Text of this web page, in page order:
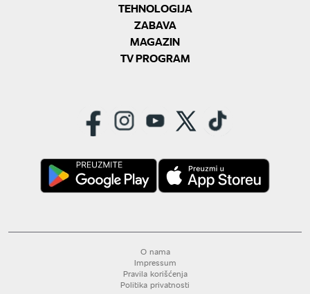
TEHNOLOGIJA
ZABAVA
MAGAZIN
TV PROGRAM
O nama
Impressum
Pravila korišćenja
Politika privatnosti